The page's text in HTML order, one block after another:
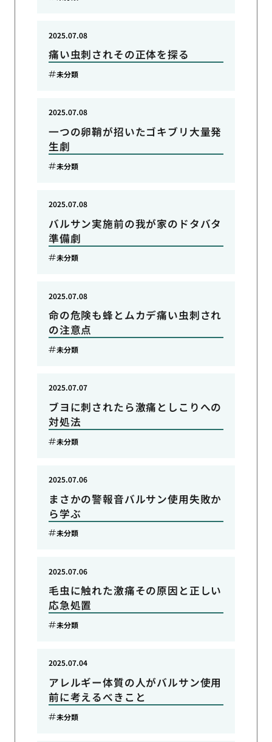
痛い虫刺されその正体を探る
2025.07.08
未分類
一つの卵鞘が招いたゴキブリ大量発
生劇
2025.07.08
未分類
バルサン実施前の我が家のドタバタ
準備劇
2025.07.08
未分類
命の危険も蜂とムカデ痛い虫刺され
の注意点
2025.07.08
未分類
ブヨに刺されたら激痛としこりへの
対処法
2025.07.07
未分類
まさかの警報音バルサン使用失敗か
ら学ぶ
2025.07.06
未分類
毛虫に触れた激痛その原因と正しい
応急処置
2025.07.06
未分類
アレルギー体質の人がバルサン使用
前に考えるべきこと
2025.07.04
未分類